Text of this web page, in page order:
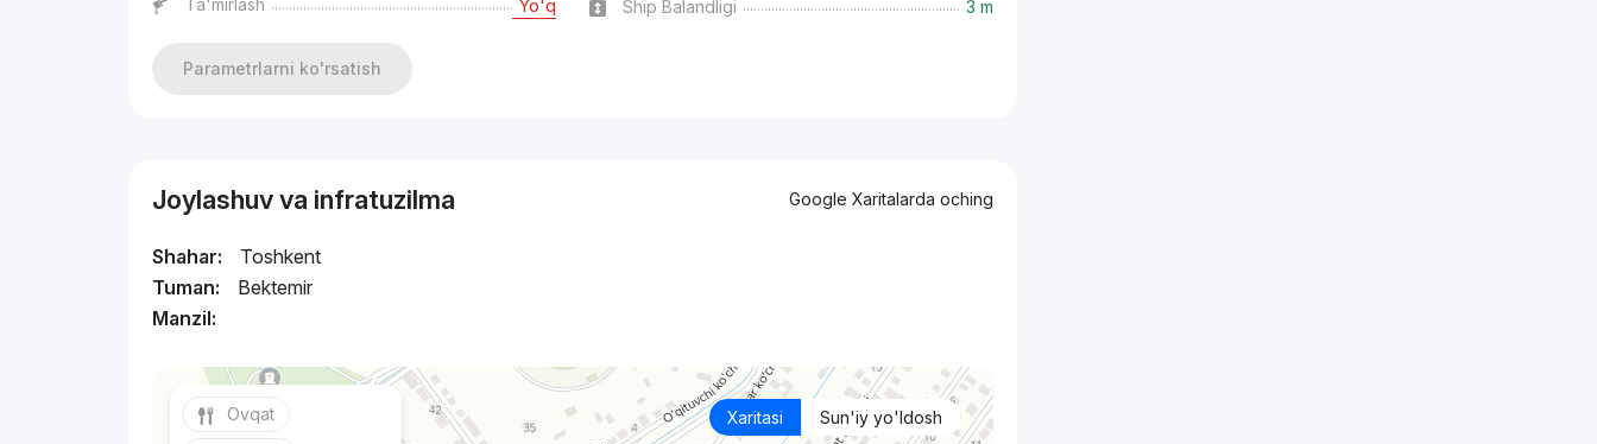
Ta'mirlash Yo'q Ship Balandligi 3 m
Parametrlarni ko'rsatish
Joylashuv va infratuzilma Google Xaritalarda oching
Shahar:
Toshkent
Tuman:
Bektemir
Manzil:
Xaritasi Sun'iy yo'ldosh
Ovqat